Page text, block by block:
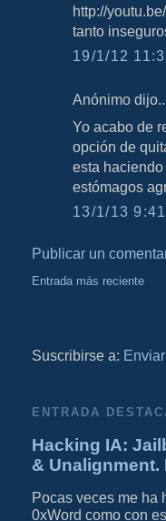
http://
tanto
19/1/12
Anónimo
Yo acabo de
opción de
esta
estómagos
13/1/13
Publicar un
Entrada más reciente
Suscribirse a:
ENTRADA
Hacking IA:
&
Pocas veces me ha
0xWord como con